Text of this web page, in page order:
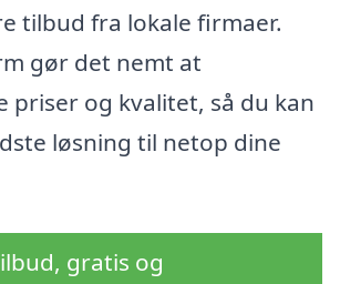
tilbud fra lokale firmaer.
gør det nemt at
priser og kvalitet, så du kan
løsning til netop dine
gratis og